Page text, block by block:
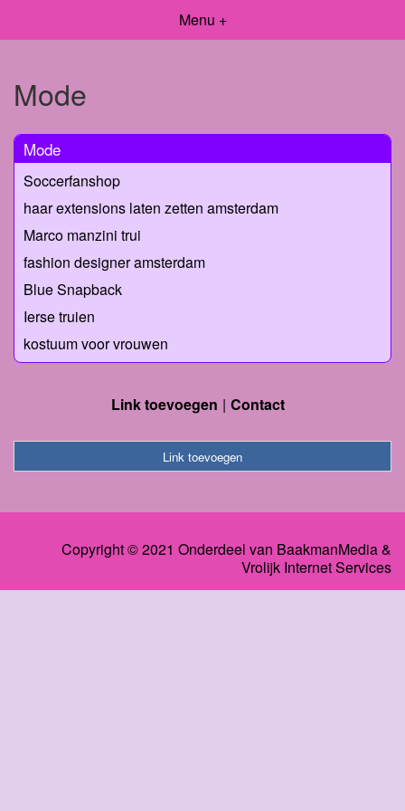
Menu +
Mode
Mode
Soccerfanshop
haar extensions laten zetten amsterdam
Marco manzini trui
fashion designer amsterdam
Blue Snapback
Ierse truien
kostuum voor vrouwen
Link toevoegen Contact
Link toevoegen
Copyright © 2021 Onderdeel van BaakmanMedia&
Vrolijk Internet Services